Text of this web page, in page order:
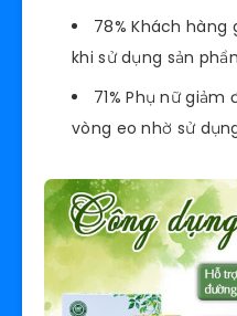
78% Khách
khi sử dụng sản
71% Phụ nữ
vòng eo nhờ sử